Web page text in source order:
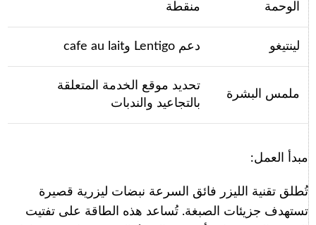
الوحمة
منقطة
لينتيغو دعم Lentigo وcafe au lait
ملمس البشرة
تحديد موقع الخدمة المتعلقة
بالتجاعيد والندبات
مبدأ العمل:
تُطلق تقنية الليزر فائق السرعة نبضات ليزرية قصيرة
تستهدف جزيئات الصبغة. تُساعد هذه الطاقة على تفتيت